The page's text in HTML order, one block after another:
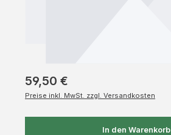
59,50 €
Preise inkl. MwSt. zzgl. Versandkosten
In den Warenkorb